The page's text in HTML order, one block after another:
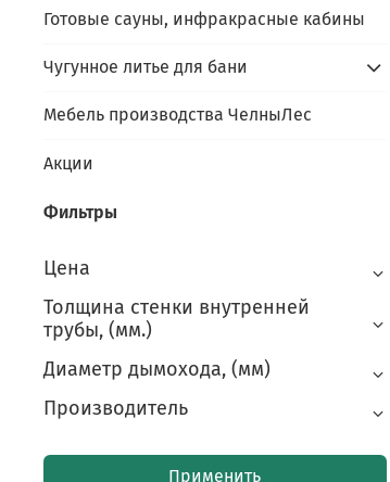
Готовые сауны, инфракрасные кабины
Чугунное литье для бани
Мебель производства ЧелныЛес
Акции
Фильтры
Цена
Толщина стенки внутренней
трубы, (мм.)
Диаметр дымохода, (мм)
Производитель
Применить